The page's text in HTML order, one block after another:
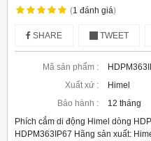
(1 đánh giá)
SHARE TWEET
Mã sản phẩm :
Xuất xứ :
Himel
Bảo hành :
12 tháng
Phích cắm di động Himel dòng
HDPM363IP67 Hãng sản xuất: